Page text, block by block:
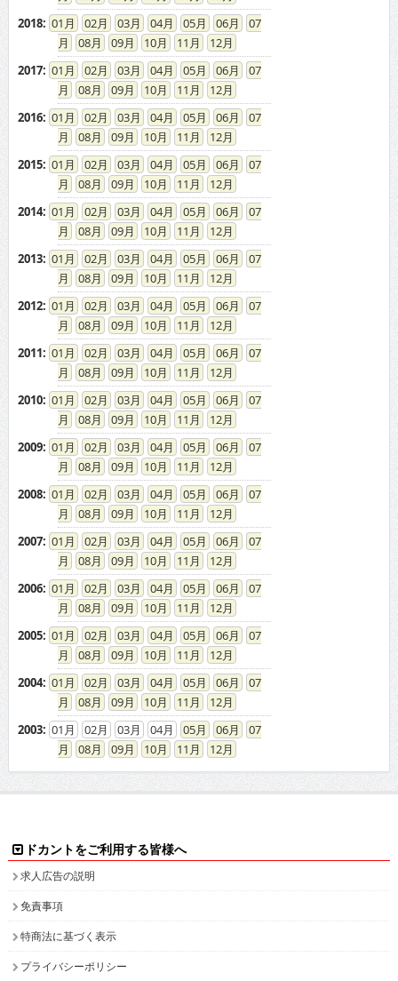
2018: 01 02 03 04 05 06
07
08
09 10 11
12
2017: 01 02 03 04 05 06
07
08
09 10 11
12
2016: 01 02 03 04 05 06
07
08
09 10 11
12
2015: 01 02 03 04 05 06
07
08
09 10 11
12
2014: 01 02 03 04 05 06
07
08
09 10 11
12
2013: 01 02 03 04 05 06
07
08
09 10 11
12
2012: 01 02 03 04 05 06
07
08
09 10 11
12
2011: 01 02 03 04 05 06
07
08
09 10 11
12
2010: 01 02 03 04 05 06
07
08
09 10 11
12
2009: 01 02 03 04 05 06
07
08
09 10 11
12
2008: 01 02 03 04 05 06
07
08
09 10 11
12
2007: 01 02 03 04 05 06
07
08
09 10 11
12
2006: 01 02 03 04 05 06
07
08
09 10 11
12
2005: 01 02 03 04 05 06
07
08
09 10 11
12
2004: 01 02 03 04 05 06
07
08
09 10 11
12
2003: 01 02 03 04 05 06
07
08
09 10 11 12
ドカントをご利用する皆様へ
求人広告の説明
免責事項
特商法に基づく表示
プライバシーポリシー